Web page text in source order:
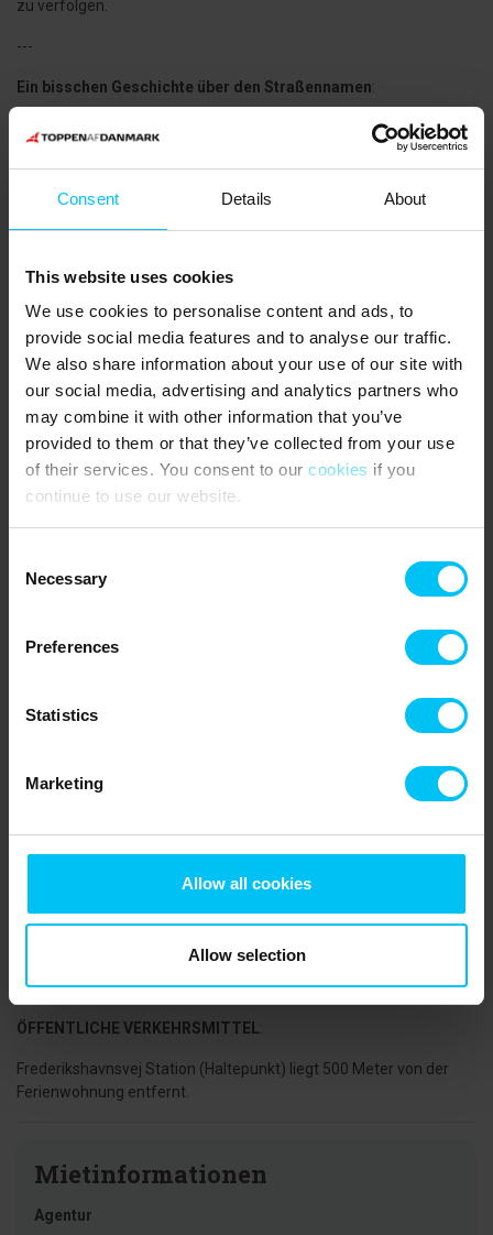
Consent Details About
This website uses cookies
We use cookies to personalise content and ads, to
provide social media features and to analyse our traffic.
We also share information about your use of our site with
our social media, advertising and analytics partners who
may combine it with other information that you’ve
provided to them or that they’ve collected from your use
of their services. You consent to our cookies if you
continue to use our website.
Selection
Necessary
Preferences
Statistics
Marketing
Allow all cookies
Allow selection
zu verfolgen.
---
Ein bisschen Geschichte über den Straßennamen:
Buttertröpfeln wurden in den 1800er Jahren häufig bei
Strandwaren gefunden. Bei einer einzigen Strandung trieb Butter
bei Nordstrand in Skagen in einer solchen Menge ein, dass die
Straße dorthin Buttervej genannt wurde.
HAUSTIERE:
Haustiere nicht erlaubt.
WISSENSWERTES:
Der Mieter muss mindestens 25 Jahre alt sein und während der
gesamten Mietzeit anwesend sein.
1 Parkplatz direkt am Ferienhaus.
Treppe von der Straße bis zur Eingangstür des Hauses.
Die Endreinigung kann erworben werden.
Die Reinigung des Gartengrills ist nicht im Preis inbegriffen und
obliegt der Mieter, sowohl bei bestellter als auch bei
Schlafplätze: 1 Schlafzimmer mit Doppelbett (180 x 200 cm.), 1
Schlafzimmer mit Etagenbett (unteres Bett 140 x 200 cm, oberes
Zugang zum großen Garten, der mit den Gästen in den anderen
NÄCHSTE EINKAUFSMÖGLICHKEIT
Lidl liegt 650 Meter von der Ferienwohnung entfernt.
ÖFFENTLICHE VERKEHRSMITTEL:
Frederikshavnsvej Station (Haltepunkt) liegt 500 Meter von der
Ferienwohnung entfernt.
Mietinformationen
Agentur